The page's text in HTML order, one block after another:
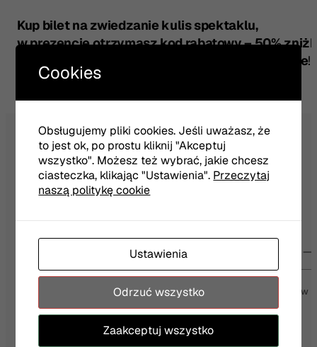
Kup bilet na zwiedzanie kulis spektaklu,
w prezencie otrzymasz kod rabatowy – 50%
do biletu na spektakl poprzedzający zwiedzanie!
NEWSLETTER
Wyrażam zgodę na otrzymywanie wiadomości od Teatru Jaracza w
Więcej
Cookies
Obsługujemy pliki cookies. Jeśli uważasz, że
to jest ok, po prostu kliknij "Akceptuj
wszystko". Możesz też wybrać, jakie chcesz
ciasteczka, klikając "Ustawienia". Przeczytaj
naszą politykę cookie
Ustawienia
Odrzuć wszystko
Zaakceptuj wszystko